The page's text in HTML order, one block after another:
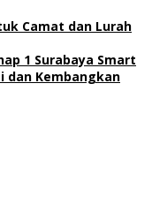
Camat dan Lurah
1 Surabaya Smart
dan Kembangkan